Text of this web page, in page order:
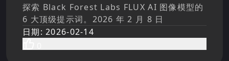
探索 Black Forest Labs FLUX AI 图像模型的
6 大顶级提示词。2026 年 2 月 8 日
日期:2026-02-14